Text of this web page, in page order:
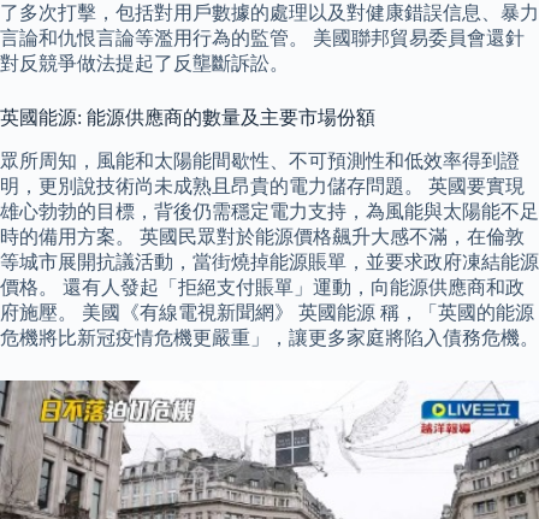
了多次打擊，包括對用戶數據的處理以及對健康錯誤信息、暴力
言論和仇恨言論等濫用行為的監管。 美國聯邦貿易委員會還針
對反競爭做法提起了反壟斷訴訟。
英國能源: 能源供應商的數量及主要市場份額
眾所周知，風能和太陽能間歇性、不可預測性和低效率得到證
明，更別說技術尚未成熟且昂貴的電力儲存問題。 英國要實現
雄心勃勃的目標，背後仍需穩定電力支持，為風能與太陽能不足
時的備用方案。 英國民眾對於能源價格飆升大感不滿，在倫敦
等城市展開抗議活動，當街燒掉能源賬單，並要求政府凍結能源
價格。 還有人發起「拒絕支付賬單」運動，向能源供應商和政
府施壓。 美國《有線電視新聞網》 英國能源 稱，「英國的能源
危機將比新冠疫情危機更嚴重」，讓更多家庭將陷入債務危機。